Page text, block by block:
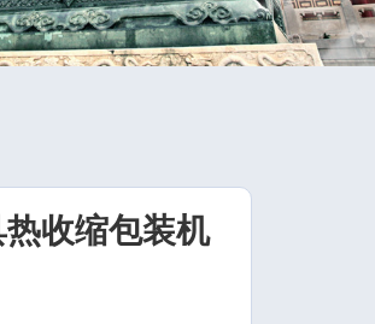
收缩包装机